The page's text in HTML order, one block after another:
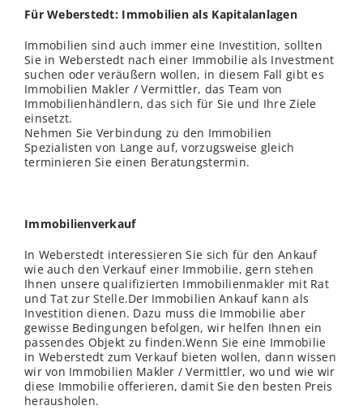
Für Weberstedt: Immobilien als Kapitalanlagen
Immobilien sind auch immer eine Investition, sollten
Sie in Weberstedt nach einer Immobilie als Investment
suchen oder veräußern wollen, in diesem Fall gibt es
Immobilien Makler / Vermittler, das Team von
Immobilienhändlern, das sich für Sie und Ihre Ziele
einsetzt.
Nehmen Sie Verbindung zu den Immobilien
Spezialisten von Lange auf, vorzugsweise gleich
terminieren Sie einen Beratungstermin.
Immobilienverkauf
In Weberstedt interessieren Sie sich für den Ankauf
wie auch den Verkauf einer Immobilie, gern stehen
Ihnen unsere qualifizierten Immobilienmakler mit Rat
und Tat zurStelle.Der Immobilien Ankauf kann als
Investition dienen. Dazu muss die Immobilie aber
gewisse Bedingungen befolgen, wir helfen Ihnen ein
passendes Objekt zu finden.Wenn Sie eine Immobilie
in Weberstedt zum Verkauf bieten wollen, dann wissen
wir von Immobilien Makler / Vermittler, wo und wie wir
diese Immobilie offerieren, damit Sie den besten Preis
herausholen.